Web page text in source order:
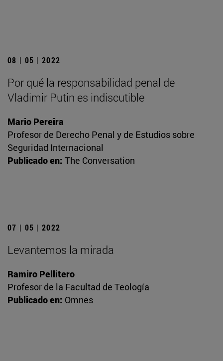
08 | 05 | 2022
Por qué la responsabilidad penal de
Vladimir Putin es indiscutible
Mario Pereira
Profesor de Derecho Penal y de Estudios sobre
Seguridad Internacional
Publicado en: The Conversation
07 | 05 | 2022
Levantemos la mirada
Ramiro Pellitero
Profesor de la Facultad de Teología
Publicado en: Omnes